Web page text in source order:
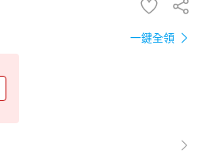
一鍵全領